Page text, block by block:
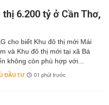
6.200 tỷ ở Cần Thơ,
cho biết Khu đô thị mới Mái
và Khu đô thị mới tại xã Bá
không còn phù hợp với...
ĐẦU TƯ 01 phút trước